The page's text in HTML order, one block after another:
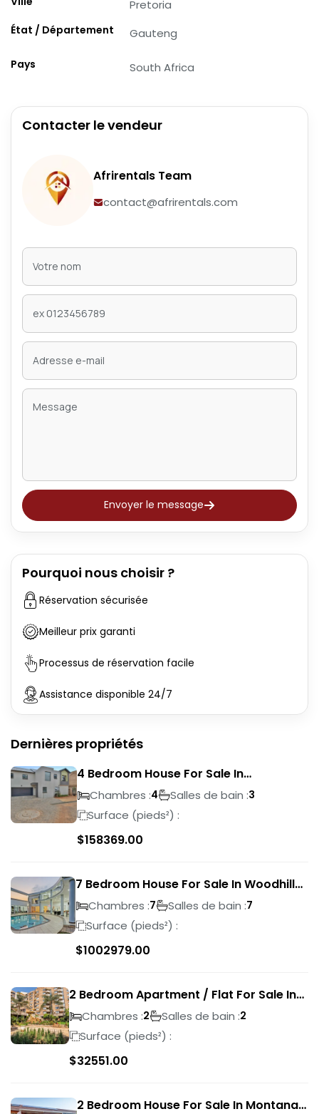
Pretoria
État / Département Gauteng
Pays South Africa
Contacter le vendeur
Afrirentals Team
contact@afrirentals.com
Envoyer le message
Pourquoi nous choisir ?
Réservation sécurisée
Meilleur prix garanti
Processus de réservation facile
Assistance disponible 24/7
Dernières propriétés
4 Bedroom House For Sale In
Magalieskruin
Chambres :4 Salles de bain :3
Surface (pieds²) :
$158369.00
7 Bedroom House For Sale In Woodhill
Golf Estate
Chambres :7 Salles de bain :7
Surface (pieds²) :
$1002979.00
2 Bedroom Apartment / Flat For Sale In
Pretoria Central
Chambres :2 Salles de bain :2
Surface (pieds²) :
$32551.00
2 Bedroom House For Sale In Montana